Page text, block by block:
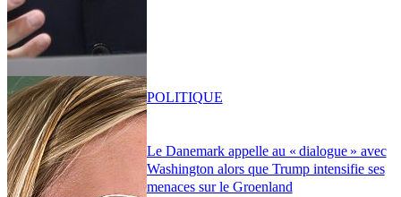
Le Danemark appelle au « dialogue » avec
Washington alors que Trump intensifie ses
menaces sur le Groenland
POLITIQUE